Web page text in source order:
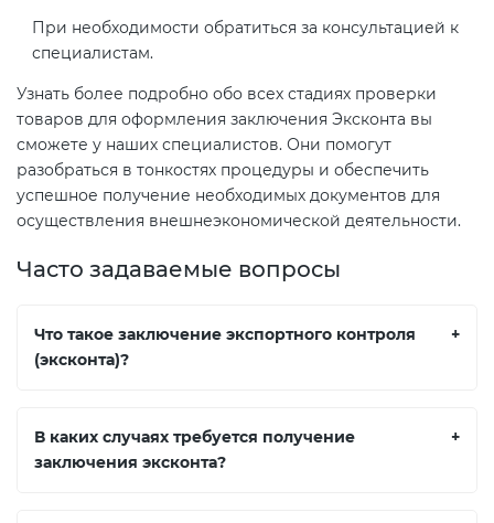
При необходимости обратиться за консультацией к
специалистам.
Узнать более подробно обо всех стадиях проверки
товаров для оформления заключения Эксконта вы
сможете у наших специалистов. Они помогут
разобраться в тонкостях процедуры и обеспечить
успешное получение необходимых документов для
осуществления внешнеэкономической деятельности.
Часто задаваемые вопросы
Что такое заключение экспортного контроля
(эксконта)?
+
В каких случаях требуется получение
заключения эксконта?
+